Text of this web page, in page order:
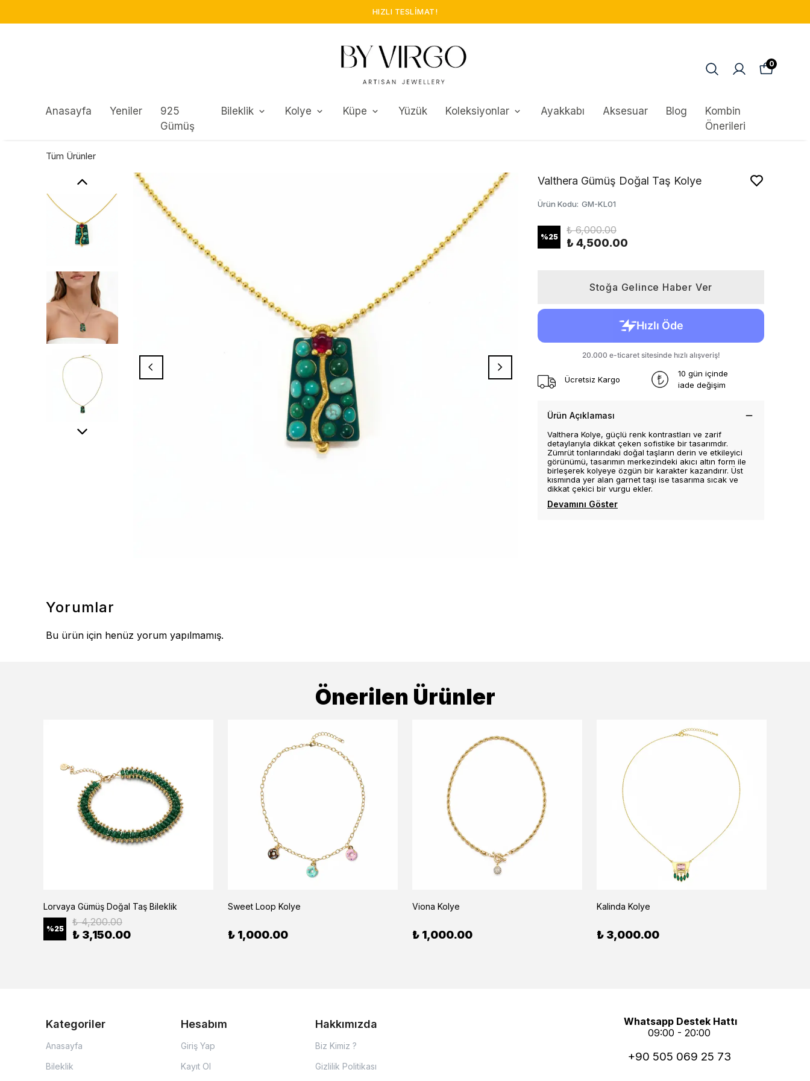
Anasayfa Yeniler
925
Gümüş
Bileklik Kolye Küpe Yüzük Koleksiyonlar Ayakkabı Aksesuar Blog
Kombin
Önerileri
0
Tüm Ürünler
Valthera Gümüş Doğal Taş Kolye
Ürün Kodu: GM-KL01
%25
₺ 6,000.00
₺ 4,500.00
Stoğa Gelince Haber Ver
Ücretsiz Kargo
10 gün içinde
iade değişim
Ürün Açıklaması
Valthera Kolye, güçlü renk kontrastları ve zarif
detaylarıyla dikkat çeken sofistike bir tasarımdır.
Zümrüt tonlarındaki doğal taşların derin ve etkileyici
görünümü, tasarımın merkezindeki akıcı altın form ile
birleşerek kolyeye özgün bir karakter kazandırır. Üst
kısmında yer alan garnet taşı ise tasarıma sıcak ve
dikkat çekici bir vurgu ekler.
Devamını Göster
Yorumlar
Bu ürün için henüz yorum yapılmamış.
Önerilen Ürünler
Lorvaya Gümüş Doğal Taş Bileklik
%25
₺ 4,200.00
₺ 3,150.00
Sweet Loop Kolye
₺ 1,000.00
Viona Kolye
₺ 1,000.00
Kalinda Kolye
₺ 3,000.00
Kategoriler
Anasayfa
Bileklik
Hesabım
Giriş Yap
Kayıt Ol
Hakkımızda
Biz Kimiz ?
Gizlilik Politikası
Whatsapp Destek Hattı
09:00 - 20:00
+90 505 069 25 73